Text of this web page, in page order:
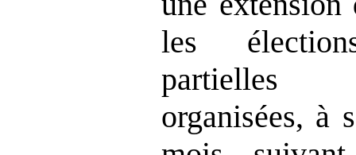
les
partielles
organisées, à